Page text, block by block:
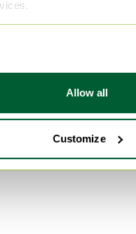
Allow all
Customize
Nach Farbe
Transparent
Esszimmergarnitur
Blau Esszimmergarnitur